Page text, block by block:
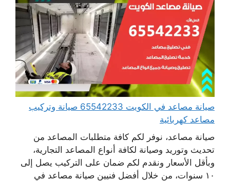
صيانة مصاعد في الكويت 65542233 صيانة وتركيب
مصاعد كهربائية
صيانة مصاعد، نوفر لكم كافة متطلبات المصاعد من
تحديث وتوريد وصيانة لكافة أنواع المصاعد التجارية،
وبأقل الأسعار ونقدم لكم ضمان على التركيب يصل إلى
١٠ سنوات، من خلال أفضل فنيين صيانة مصاعد في